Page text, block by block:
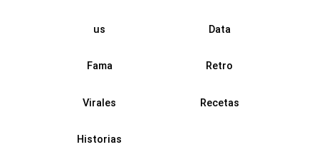
us Data
Fama Retro
Virales Recetas
Historias